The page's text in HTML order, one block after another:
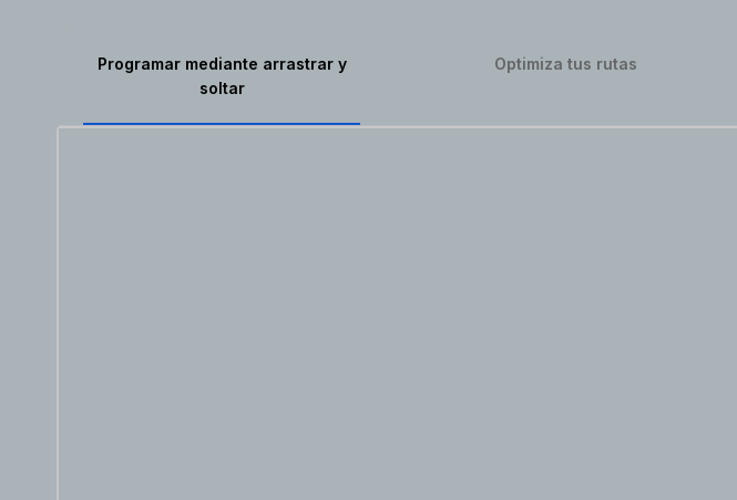
Programar mediante arrastrar y
soltar
Optimiza tus rutas